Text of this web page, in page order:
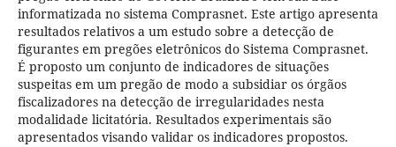
informatizada no sistema Comprasnet. Este artigo apresenta
resultados relativos a um estudo sobre a detecção de
figurantes em pregões eletrônicos do Sistema Comprasnet.
É proposto um conjunto de indicadores de situações
suspeitas em um pregão de modo a subsidiar os órgãos
fiscalizadores na detecção de irregularidades nesta
modalidade licitatória. Resultados experimentais são
apresentados visando validar os indicadores propostos.